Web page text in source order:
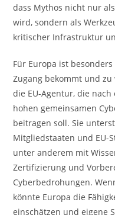
dass Mythos nicht nur
wird, sondern als
kritischer Infrastruktur
Für Europa ist
Zugang bekommt und
die EU-Agentur, die
hohen gemeinsamen
beitragen soll. Sie
Mitgliedstaaten und EU-
unter anderem mit
Zertifizierung und
Cyberbedrohungen.
könnte Europa die
einschätzen und eigene